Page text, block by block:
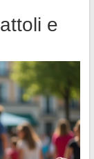
e